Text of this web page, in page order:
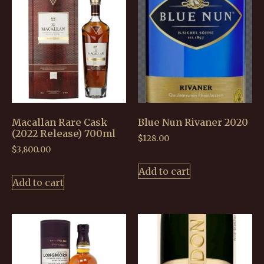
Macallan Rare Cask
(2022 Release) 700ml
$3,800.00
Add to cart
Blue Nun Rivaner 2020
$128.00
Add to cart